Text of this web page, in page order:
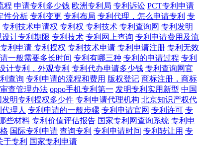
程 申请专利多少钱 欧洲专利局 专利诉讼 PCT专利申请
性分析 专利变更 专利布局 专利代理，怎么申请专利 专
专利技术申请权 专利权 专利技术 专利查询网 专利发明
设计专利期限 专利技术 专利网上查询 专利申请费用及流
专利申请 专利授权 专利技术申请 专利申请注册 专利无效
一般需要多长时间 专利有哪三种 专利的申请过程 专利
计专利，外观专利 专利代办申请多少钱 专利查询网官
查询 专利申请的流程和费用 版权登记 商标注册，商标
查管理办法 oppo手机专利第一 发明专利实用新型 中国
发明专利授权多少件 专利申请代理机构 北京知识产权代
理人 专利申请的一般步骤 专利申请官网 专利许可 专
些材料 专利价值评估报告 国家专利网查询系统 专利申
国际专利申请 查询专利 专利申请时间 专利转让用 专
于专利 国家专利申请